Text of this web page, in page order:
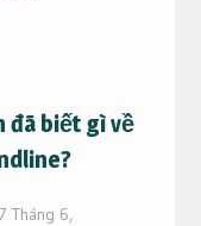
đã biết gì về
Tháng 6,